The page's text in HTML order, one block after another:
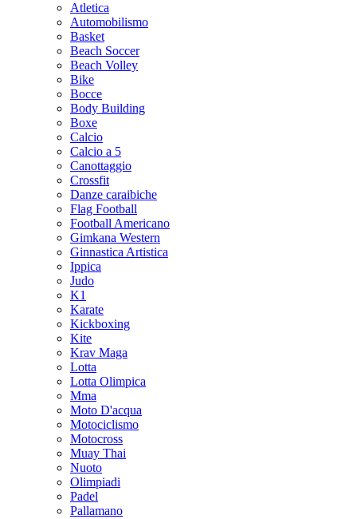
Atletica
Automobilismo
Basket
Beach Soccer
Beach Volley
Bike
Bocce
Body Building
Boxe
Calcio
Calcio a 5
Canottaggio
Crossfit
Danze caraibiche
Flag Football
Football Americano
Gimkana Western
Ginnastica Artistica
Ippica
Judo
K1
Karate
Kickboxing
Kite
Krav Maga
Lotta
Lotta Olimpica
Mma
Moto D'acqua
Motociclismo
Motocross
Muay Thai
Nuoto
Olimpiadi
Padel
Pallamano